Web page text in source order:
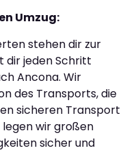
Umzug:
stehen dir zur
dir jeden Schritt
Ancona. Wir
des Transports, die
sicheren Transport
wir großen
sicher und